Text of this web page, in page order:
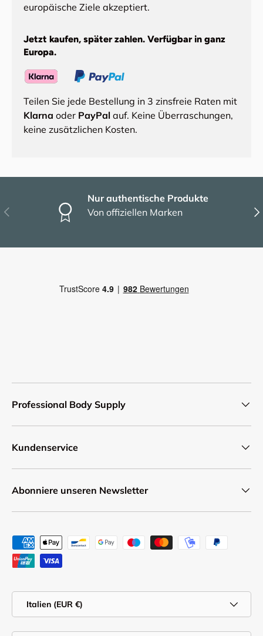
europäische Ziele akzeptiert.
Jetzt kaufen, später zahlen. Verfügbar in ganz
Europa.
Teilen Sie jede Bestellung in 3 zinsfreie Raten mit
Klarna oder PayPal auf. Keine Überraschungen,
keine zusätzlichen Kosten.
Vorherige
Nur authentische Produkte
Von offiziellen Marken
Professional Body Supply
Kundenservice
Abonniere unseren Newsletter
Zahlungsmethoden
Italien (EUR €)